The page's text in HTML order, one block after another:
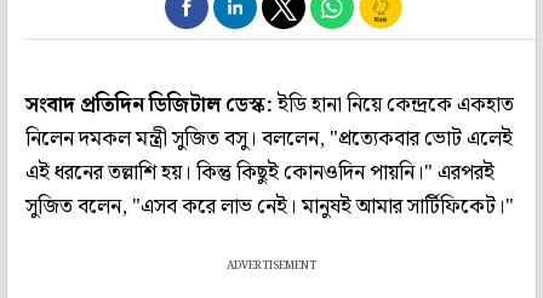
সংবাদ প্রতিদিন ডিজিটাল ডেস্ক:ইডি হানা নিয়ে কেন্দ্রকে একহাত
নিলেন দমকল মন্ত্রী সুজিত বসু। বললেন, "প্রত্যেকবার ভোট এলেই
এই ধরনের তল্লাশি হয়। কিন্তু কিছুই কোনওদিন পায়নি।" এরপরই
সুজিত বলেন, "এসব করে লাভ নেই। মানুষই আমার সার্টিফিকেট।"
ADVERTISEMENT